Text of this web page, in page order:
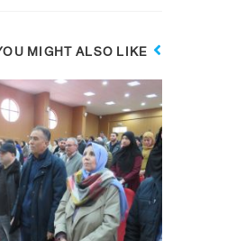
MIGHT ALSO LIKE